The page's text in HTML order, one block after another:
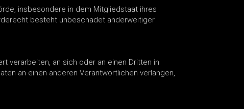
insbesondere in dem Mitgliedstaat ihres
besteht unbeschadet anderweitiger
verarbeiten, an sich oder an einen Dritten in
an einen anderen Verantwortlichen verlangen,